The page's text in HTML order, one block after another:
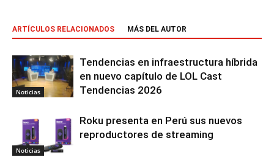
ARTÍCULOS RELACIONADOS MÁS DEL AUTOR
Noticias
Tendencias en infraestructura híbrida
en nuevo capítulo de LOL Cast
Tendencias 2026
Noticias
Roku presenta en Perú sus nuevos
reproductores de streaming